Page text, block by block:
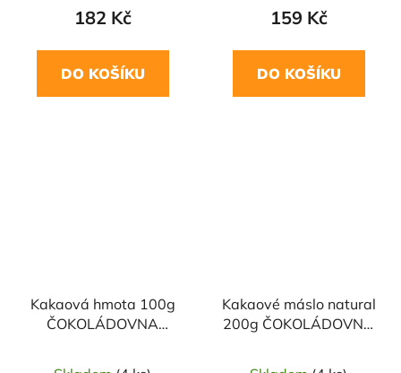
182 Kč
DO KOŠÍKU
159 Kč
DO KOŠÍKU
Kakaová hmota 100g
ČOKOLÁDOVNA
Kakaové máslo natural
200g ČOKOLÁDOVNA